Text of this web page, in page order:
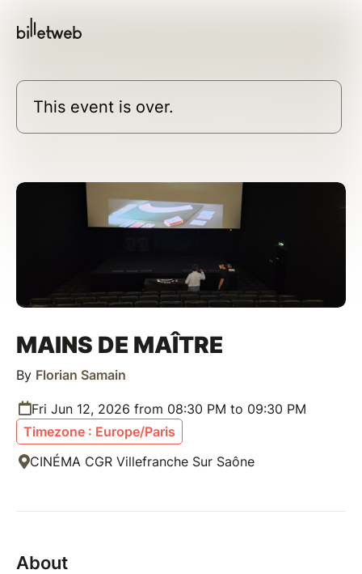
This event is over.
MAINS DE MAÎTRE
By Florian Samain
Fri Jun 12, 2026 from 08:30 PM to 09:30 PM
Timezone : Europe/Paris
CINÉMA CGR Villefranche Sur Saône
About